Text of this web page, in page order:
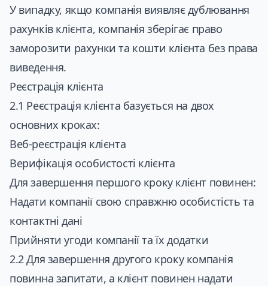
У випадку, якщо компанія виявляє дублювання
рахунків клієнта, компанія зберігає право
заморозити рахунки та кошти клієнта без права
виведення.
Реєстрація клієнта
2.1 Реєстрація клієнта базується на двох
основних кроках:
Веб-реєстрація клієнта
Верифікація особистості клієнта
Для завершення першого кроку клієнт повинен:
Надати компанії свою справжню особистість та
контактні дані
Прийняти угоди компанії та їх додатки
2.2 Для завершення другого кроку компанія
повинна запитати, а клієнт повинен надати